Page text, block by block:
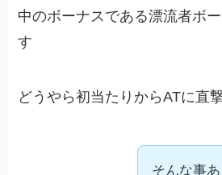
中のボーナスである漂流者ボ
す
どうやら初当たりからATに直
そんな事あ